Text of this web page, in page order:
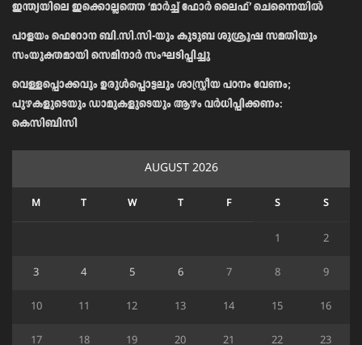
ഇന്ത്യയിലെ ഇക്കൊല്ലത്തെ ‘മാർച്ച് ഫോർ ലൈഫ്’ ചെന്നൈയിൽ
പാളയം ഫെറോന ബി.സി.സി-യും കുടുബ ശുശ്രൂഷ സമതിയും
സംയുക്തമായി സെമിനാർ സംഘടിപ്പിച്ചു
വെള്ളപ്പൊക്കവും ഉരുള്‍പ്പൊട്ടലും ശാസ്ത്രീയ പഠനം വേണം;
പുഴകളുടെയും ഡാമുകളുടെയും ആഴം വര്‍ധിപ്പിക്കണം:
കെസിബിസി
AUGUST 2026
M T W T F S S
1 2
3 4 5 6 7 8 9
10 11 12 13 14 15 16
17 18 19 20 21 22 23